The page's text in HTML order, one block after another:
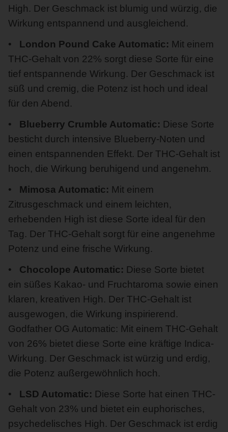
High. Der Geschmack ist blumig und würzig, die
Wirkung entspannend und ausgleichend.
London Pound Cake Automatic: Mit einem
THC-Gehalt von 22% sorgt diese Sorte für eine
tief entspannende Wirkung. Der Geschmack ist
süß und cremig, die Potenz ist hoch und ideal
für den Abend.
Blueberry Crumble Automatic: Diese Sorte
besticht durch intensive Blueberry-Noten und
einen entspannenden Effekt. Der THC-Gehalt ist
hoch, die Wirkung beruhigend und angenehm.
Mimosa Automatic: Mit einem
Zitrusgeschmack und einem leichten,
erhebenden High ist diese Sorte ideal für den
Tag. Der THC-Gehalt sorgt für eine angenehme
Potenz und eine frische Wirkung.
Chocolope Automatic: Diese Sorte bietet
ein süßes Kakao- und Fruchtaroma sowie einen
klaren, kreativen High. Der THC-Gehalt ist
ausgewogen, die Wirkung inspirierend.
Godfather OG Automatic: Mit einem THC-Gehalt
von 26% bietet diese Sorte eine kräftige Indica-
Wirkung. Der Geschmack ist würzig und erdig,
die Potenz außergewöhnlich hoch.
LSD Automatic: Diese Sorte hat einen THC-
Gehalt von 23% und bietet ein euphorisches,
psychedelisches High. Der Geschmack ist erdig